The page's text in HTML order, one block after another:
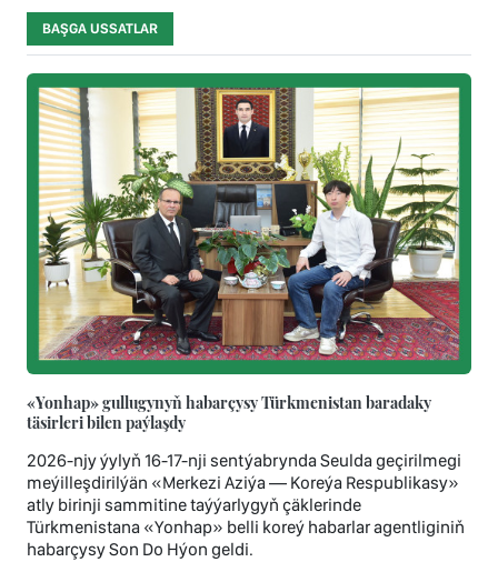
BAŞGA USSATLAR
«Yonhap» gullugynyň habarçysy Türkmenistan baradaky
täsirleri bilen paýlaşdy
2026-njy ýylyň 16-17-nji sentýabrynda Seulda geçirilmegi
meýilleşdirilýän «Merkezi Aziýa — Koreýa Respublikasy»
atly birinji sammitine taýýarlygyň çäklerinde
Türkmenistana «Yonhap» belli koreý habarlar agentliginiň
habarçysy Son Dо Hýon geldi.